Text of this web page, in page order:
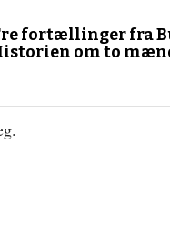
fortællinger fra
om to